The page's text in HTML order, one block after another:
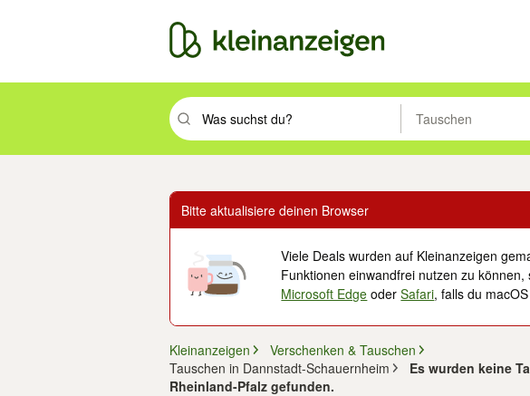
Suchbegriff eingeben. Eingabetaste drücken um zu suchen,
Tauschen
Bitte aktualisiere deinen Browser
Viele Deals wurden auf Kleinanzeigen
Funktionen einwandfrei nutzen zu
Microsoft Edge oderSafari, falls du
Kleinanzeigen
Verschenken & Tauschen
Tauschen in Dannstadt-Schauernheim
Es wurden keine
Rheinland-Pfalz gefunden.